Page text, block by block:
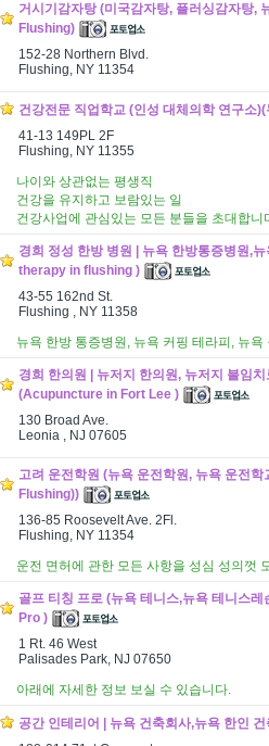
거시기감자탕 (미국감자탕, 플러싱감자탕,
Flushing)
152-28 Northern Blvd.
Flushing, NY 11354
건강전문 직업학교 (인성 대체의학 연구소
41-13 149PL 2F
Flushing, NY 11355
나이와 상관없는 평생직
건강을 유지하고 보람있는 일
건강사업에 관심있는 모든 분들을 초대합니
경희 정성 한방 병원 | 뉴욕 한방통증병원,
therapy in flushing )
43-55 162nd St.
Flushing , NY 11358
뉴욕 한방 통증병원, 뉴욕 커핑 테라피, 뉴욕
경희 한의원 | 뉴저지 한의원, 뉴저지 불임
(Acupuncture in Fort Lee )
130 Broad Ave.
Leonia , NJ 07605
고려 운전학원 (뉴욕 운전학원, 뉴욕 운전
Flushing))
136-85 Roosevelt Ave. 2Fl.
Flushing, NY 11354
운전 면허에 관한 모든 사항을 성심 성의껏
골프 티칭 프로 (뉴욕 테니스,뉴욕 테니스
Pro )
1 Rt. 46 West
Palisades Park, NJ 07650
아래에 자세한 정보 보실 수 있습니다.
공간 인테리어 | 뉴욕 건축회사,뉴욕 한인